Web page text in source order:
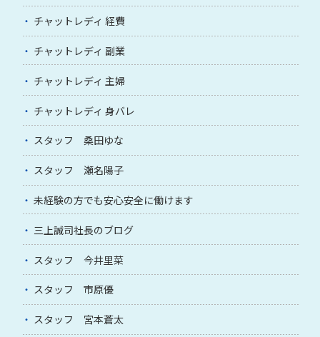
チャットレディ 経費
チャットレディ 副業
チャットレディ 主婦
チャットレディ 身バレ
スタッフ 桑田ゆな
スタッフ 瀬名陽子
未経験の方でも安心安全に働けます
三上誠司社長のブログ
スタッフ 今井里菜
スタッフ 市原優
スタッフ 宮本蒼太